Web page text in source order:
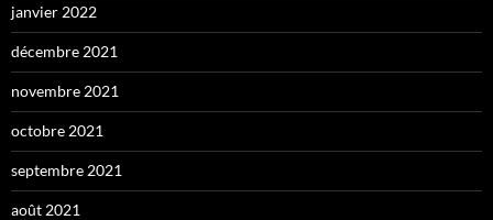
janvier 2022
décembre 2021
novembre 2021
octobre 2021
septembre 2021
août 2021